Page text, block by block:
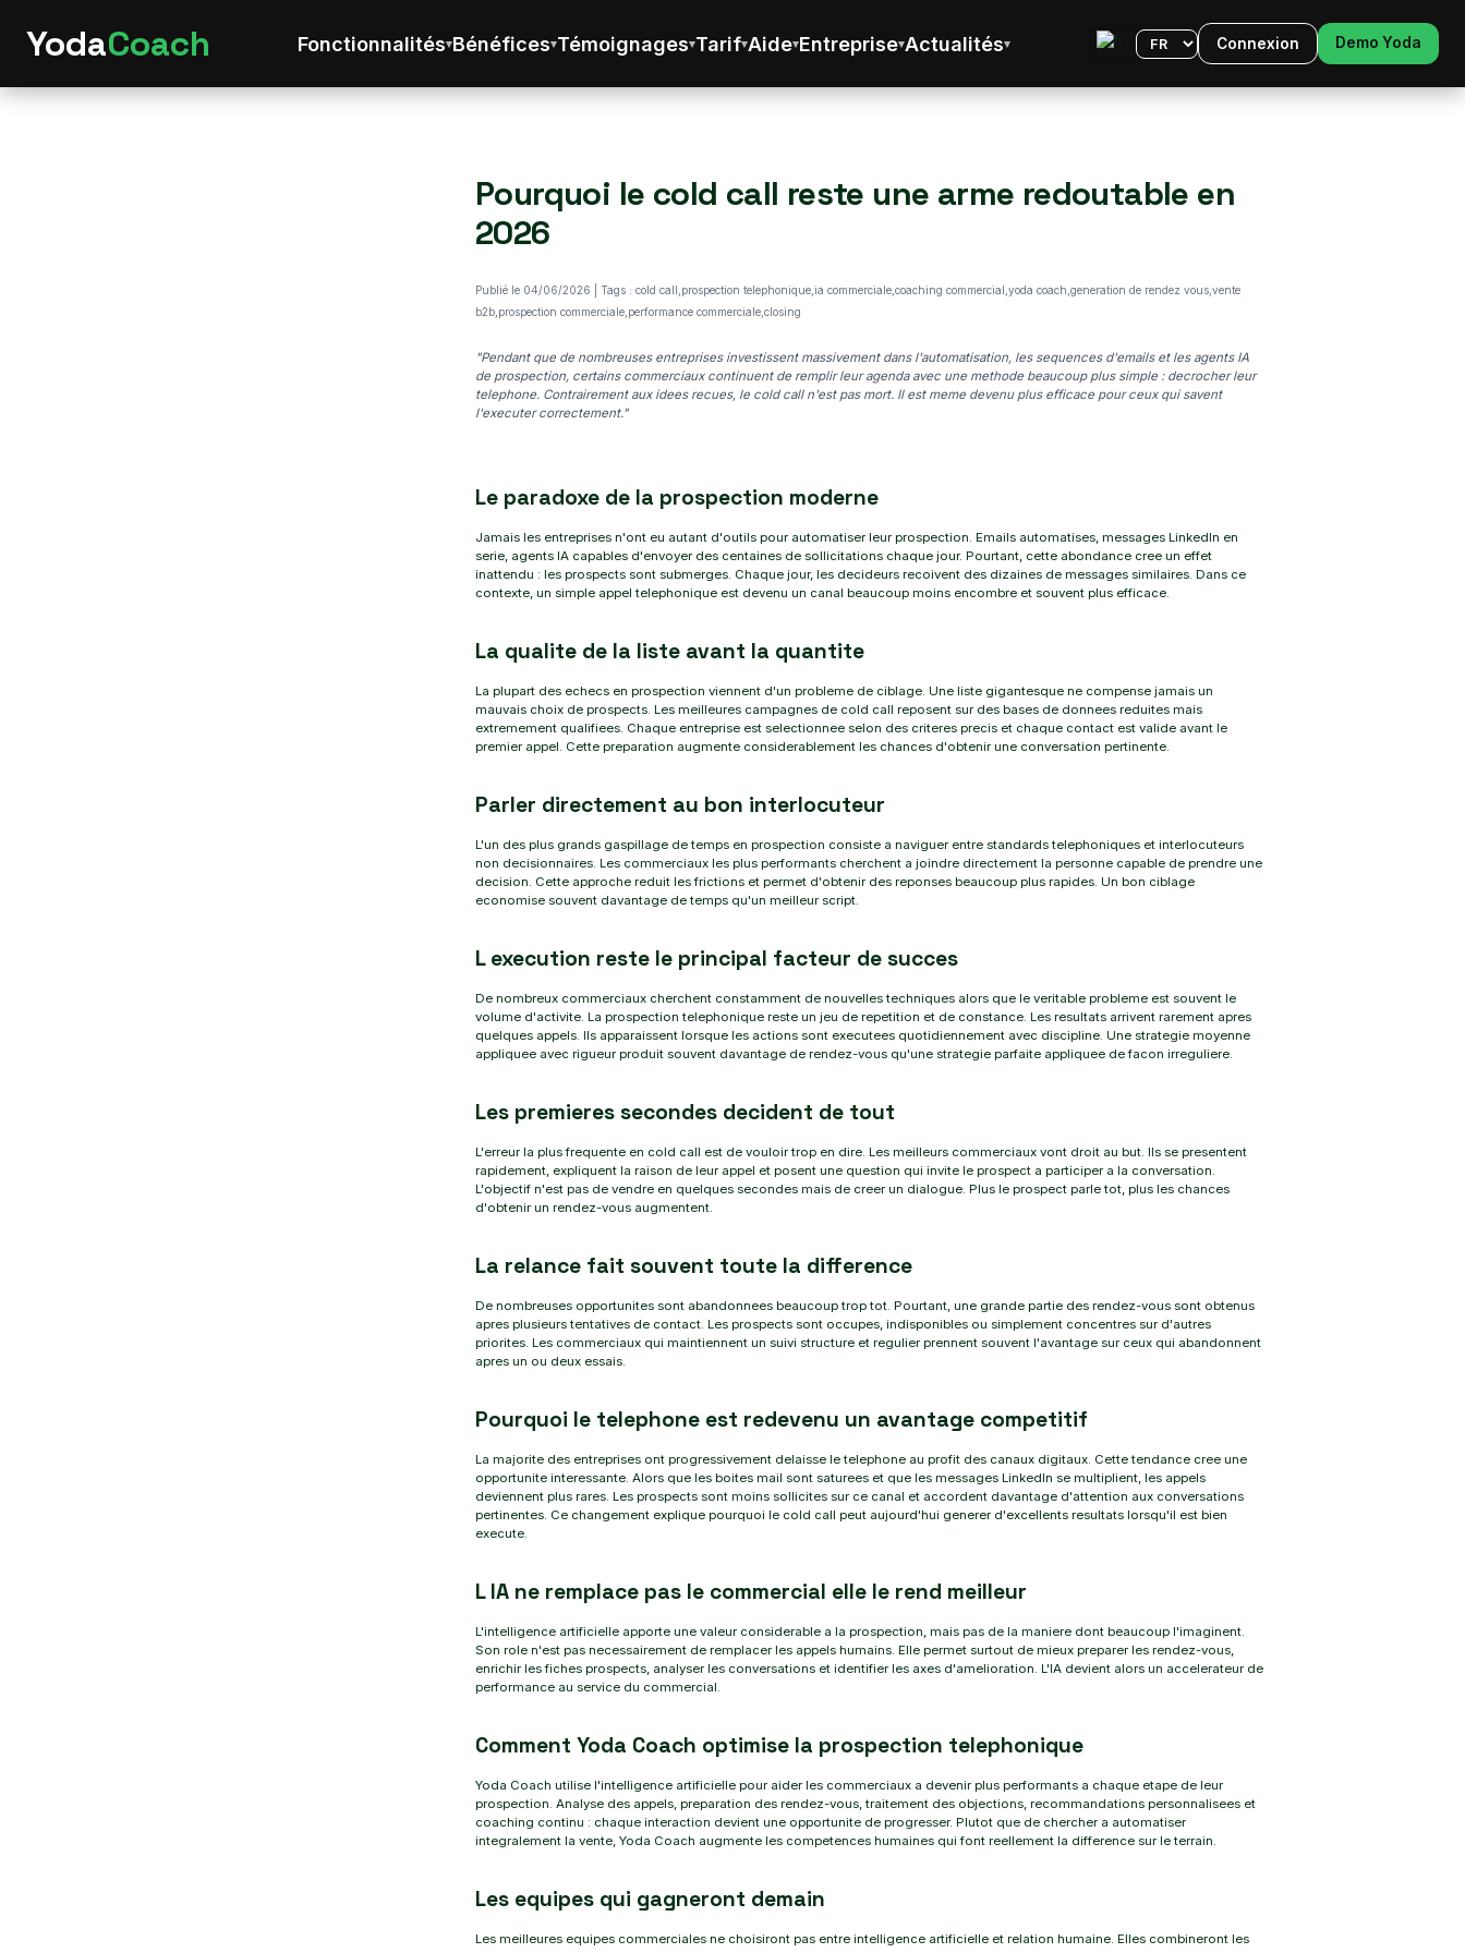
YodaCoach Fonctionnalités Bénéfices Témoignages Tarif Aide Entreprise Actualités Langue Connexion Demo Yoda
Pourquoi le cold call reste une arme redoutable en
2026
Publié le 04/06/2026 | Tags : cold call,prospection telephonique,ia commerciale,coaching commercial,yoda coach,generation de rendez vous,vente
b2b,prospection commerciale,performance commerciale,closing
"Pendant que de nombreuses entreprises investissent massivement dans l'automatisation, les sequences d'emails et les agents IA
de prospection, certains commerciaux continuent de remplir leur agenda avec une methode beaucoup plus simple : decrocher leur
telephone. Contrairement aux idees recues, le cold call n'est pas mort. Il est meme devenu plus efficace pour ceux qui savent
l'executer correctement."
Le paradoxe de la prospection moderne
Jamais les entreprises n'ont eu autant d'outils pour automatiser leur prospection. Emails automatises, messages LinkedIn en
serie, agents IA capables d'envoyer des centaines de sollicitations chaque jour. Pourtant, cette abondance cree un effet
inattendu : les prospects sont submerges. Chaque jour, les decideurs recoivent des dizaines de messages similaires. Dans ce
contexte, un simple appel telephonique est devenu un canal beaucoup moins encombre et souvent plus efficace.
La qualite de la liste avant la quantite
La plupart des echecs en prospection viennent d'un probleme de ciblage. Une liste gigantesque ne compense jamais un
mauvais choix de prospects. Les meilleures campagnes de cold call reposent sur des bases de donnees reduites mais
extremement qualifiees. Chaque entreprise est selectionnee selon des criteres precis et chaque contact est valide avant le
premier appel. Cette preparation augmente considerablement les chances d'obtenir une conversation pertinente.
Parler directement au bon interlocuteur
L'un des plus grands gaspillage de temps en prospection consiste a naviguer entre standards telephoniques et interlocuteurs
non decisionnaires. Les commerciaux les plus performants cherchent a joindre directement la personne capable de prendre une
decision. Cette approche reduit les frictions et permet d'obtenir des reponses beaucoup plus rapides. Un bon ciblage
economise souvent davantage de temps qu'un meilleur script.
L execution reste le principal facteur de succes
De nombreux commerciaux cherchent constamment de nouvelles techniques alors que le veritable probleme est souvent le
volume d'activite. La prospection telephonique reste un jeu de repetition et de constance. Les resultats arrivent rarement apres
quelques appels. Ils apparaissent lorsque les actions sont executees quotidiennement avec discipline. Une strategie moyenne
appliquee avec rigueur produit souvent davantage de rendez-vous qu'une strategie parfaite appliquee de facon irreguliere.
Les premieres secondes decident de tout
L'erreur la plus frequente en cold call est de vouloir trop en dire. Les meilleurs commerciaux vont droit au but. Ils se presentent
rapidement, expliquent la raison de leur appel et posent une question qui invite le prospect a participer a la conversation.
L'objectif n'est pas de vendre en quelques secondes mais de creer un dialogue. Plus le prospect parle tot, plus les chances
d'obtenir un rendez-vous augmentent.
La relance fait souvent toute la difference
De nombreuses opportunites sont abandonnees beaucoup trop tot. Pourtant, une grande partie des rendez-vous sont obtenus
apres plusieurs tentatives de contact. Les prospects sont occupes, indisponibles ou simplement concentres sur d'autres
priorites. Les commerciaux qui maintiennent un suivi structure et regulier prennent souvent l'avantage sur ceux qui abandonnent
apres un ou deux essais.
Pourquoi le telephone est redevenu un avantage competitif
La majorite des entreprises ont progressivement delaisse le telephone au profit des canaux digitaux. Cette tendance cree une
opportunite interessante. Alors que les boites mail sont saturees et que les messages LinkedIn se multiplient, les appels
deviennent plus rares. Les prospects sont moins sollicites sur ce canal et accordent davantage d'attention aux conversations
pertinentes. Ce changement explique pourquoi le cold call peut aujourd'hui generer d'excellents resultats lorsqu'il est bien
execute.
L IA ne remplace pas le commercial elle le rend meilleur
L'intelligence artificielle apporte une valeur considerable a la prospection, mais pas de la maniere dont beaucoup l'imaginent.
Son role n'est pas necessairement de remplacer les appels humains. Elle permet surtout de mieux preparer les rendez-vous,
enrichir les fiches prospects, analyser les conversations et identifier les axes d'amelioration. L'IA devient alors un accelerateur de
performance au service du commercial.
Comment Yoda Coach optimise la prospection telephonique
Yoda Coach utilise l'intelligence artificielle pour aider les commerciaux a devenir plus performants a chaque etape de leur
prospection. Analyse des appels, preparation des rendez-vous, traitement des objections, recommandations personnalisees et
coaching continu : chaque interaction devient une opportunite de progresser. Plutot que de chercher a automatiser
integralement la vente, Yoda Coach augmente les competences humaines qui font reellement la difference sur le terrain.
Les equipes qui gagneront demain
Les meilleures equipes commerciales ne choisiront pas entre intelligence artificielle et relation humaine. Elles combineront les